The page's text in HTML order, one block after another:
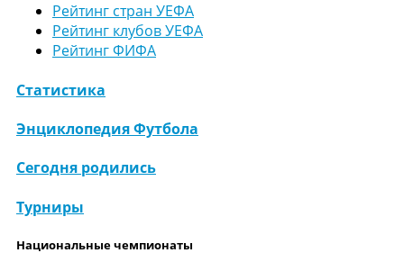
Рейтинг стран УЕФА
Рейтинг клубов УЕФА
Рейтинг ФИФА
Статистика
Энциклопедия Футбола
Сегодня родились
Турниры
Национальные чемпионаты